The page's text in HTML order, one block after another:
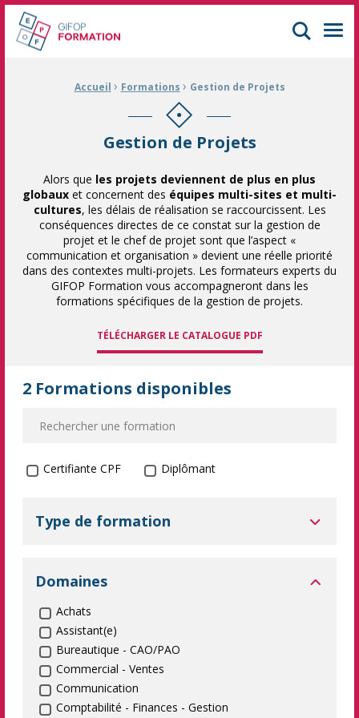
GIFOP Formation Centre de formation continue à Mulhouse
Fil d'Ariane :Accueil › Formations › Gestion de Projets
Gestion de Projets
Alors que les projets deviennent de plus en plus
globaux et concernent des équipes multi-sites et multi-
cultures, les délais de réalisation se raccourcissent. Les
conséquences directes de ce constat sur la gestion de
projet et le chef de projet sont que l’aspect «
communication et organisation » devient une réelle priorité
dans des contextes multi-projets. Les formateurs experts du
GIFOP Formation vous accompagneront dans les
formations spécifiques de la gestion de projets.
TÉLÉCHARGER LE CATALOGUE PDF
2 Formations disponibles
Formation certifiante
Certifiante CPF Diplômant
Type de formation
Domaines
Achats
Assistant(e)
Bureautique - CAO/PAO
Commercial - Ventes
Communication
Comptabilité - Finances - Gestion